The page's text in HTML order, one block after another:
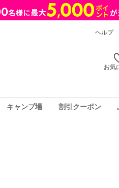
ヘルプ
お気
キャンプ場 割引クーポン